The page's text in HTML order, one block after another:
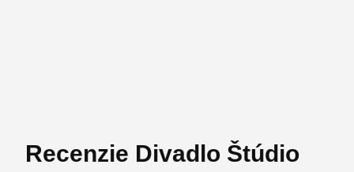
Recenzie Divadlo Štúdio